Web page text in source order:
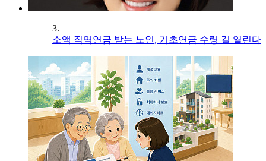
3.
소액 직역연금 받는 노인, 기초연금 수령 길 열린다